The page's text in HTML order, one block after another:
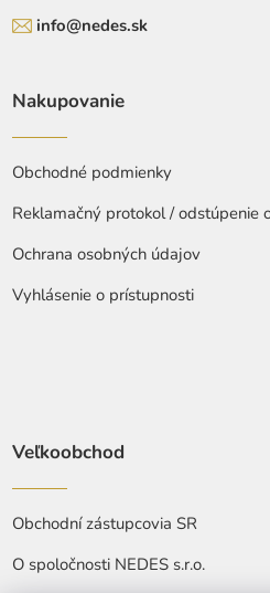
info@nedes.sk
Nakupovanie
Obchodné podmienky
Reklamačný protokol / odstúpenie
Ochrana osobných údajov
Vyhlásenie o prístupnosti
Veľkoobchod
Obchodní zástupcovia SR
O spoločnosti NEDES s.r.o.